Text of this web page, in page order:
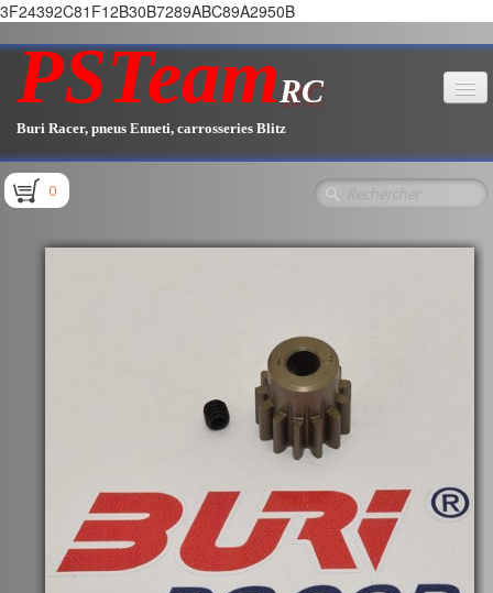
3F24392C81F12B30B7289ABC89A2950B
PSTeamRC
Buri Racer, pneus Enneti, carrosseries Blitz
Accueil
0